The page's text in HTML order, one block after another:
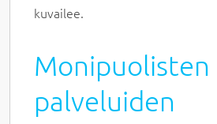
kuvailee.
Monipuolisten
palveluiden